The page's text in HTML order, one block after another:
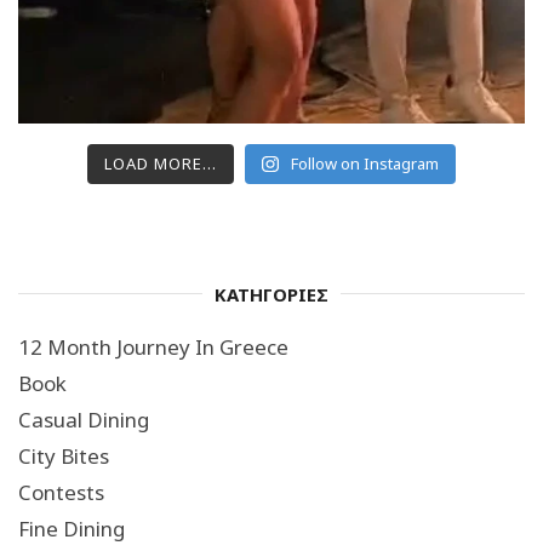
LOAD MORE... Follow on Instagram
ΚΑΤΗΓΟΡΙΕΣ
12 Month Journey In Greece
Book
Casual Dining
City Bites
Contests
Fine Dining